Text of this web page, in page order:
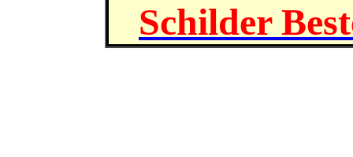
Schilder